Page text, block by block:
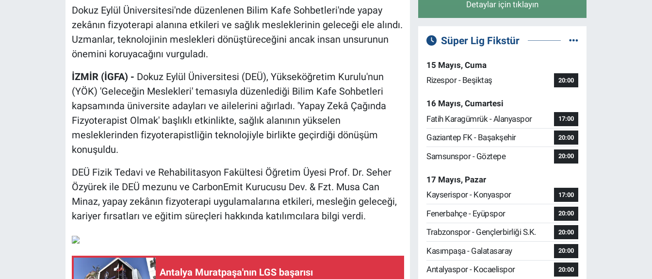
Dokuz Eylül Üniversitesi'nde düzenlenen Bilim Kafe Sohbetleri'nde yapay
zekânın fizyoterapi alanına etkileri ve sağlık mesleklerinin geleceği ele alındı.
Uzmanlar, teknolojinin meslekleri dönüştüreceğini ancak insan unsurunun
önemini koruyacağını vurguladı.
İZMİR (İGFA) - Dokuz Eylül Üniversitesi (DEÜ), Yükseköğretim Kurulu'nun
(YÖK) 'Geleceğin Meslekleri' temasıyla düzenlediği Bilim Kafe Sohbetleri
kapsamında üniversite adayları ve ailelerini ağırladı. 'Yapay Zekâ Çağında
Fizyoterapist Olmak' başlıklı etkinlikte, sağlık alanının yükselen
mesleklerinden fizyoterapistliğin teknolojiyle birlikte geçirdiği dönüşüm
konuşuldu.
DEÜ Fizik Tedavi ve Rehabilitasyon Fakültesi Öğretim Üyesi Prof. Dr. Seher
Özyürek ile DEÜ mezunu ve CarbonEmit Kurucusu Dev. & Fzt. Musa Can
Minaz, yapay zekânın fizyoterapi uygulamalarına etkileri, mesleğin geleceği,
kariyer fırsatları ve eğitim süreçleri hakkında katılımcılara bilgi verdi.
Antalya Muratpaşa'nın LGS başarısı
Detaylar için tıklayın
Süper Lig Fikstür
15 Mayıs, Cuma
Rizespor - Beşiktaş
20:00
16 Mayıs, Cumartesi
Fatih Karagümrük - Alanyaspor
17:00
Gaziantep FK - Başakşehir 20:00
Samsunspor - Göztepe 20:00
17 Mayıs, Pazar
Kayserispor - Konyaspor
17:00
Fenerbahçe - Eyüpspor 20:00
Trabzonspor - Gençlerbirliği S.K. 20:00
Kasımpaşa - Galatasaray 20:00
Antalyaspor - Kocaelispor 20:00